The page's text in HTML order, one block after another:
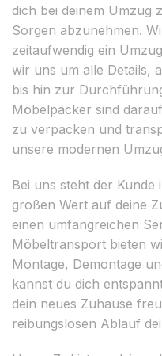
dich bei deinem Umzug
Sorgen abzunehmen.
zeitaufwendig ein
wir uns um alle Details,
bis hin zur
Möbelpacker sind
zu verpacken und
unsere modernen
Bei uns steht der Kunde
großen Wert auf deine
einen umfangreichen
Möbeltransport bieten
Montage, Demontage
kannst du dich
dein neues Zuhause
reibungslosen Ablauf